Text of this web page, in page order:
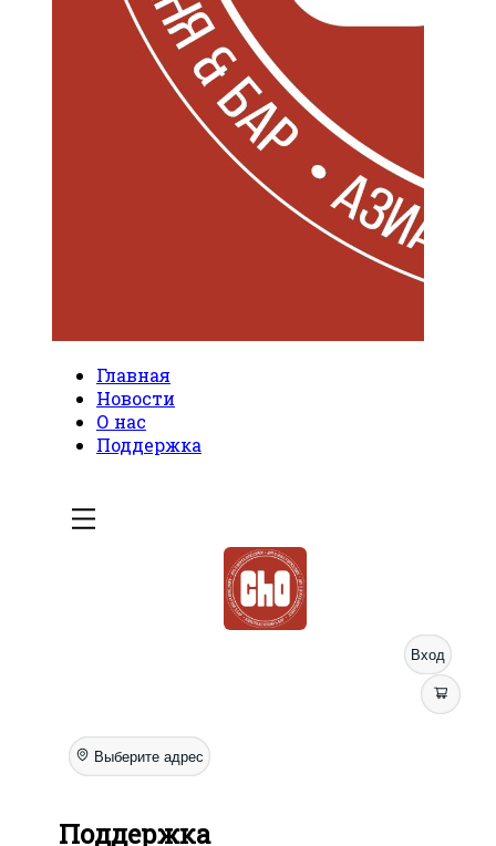
Главная
Новости
О нас
Поддержка
Вход
Выберите адрес
Поддержка